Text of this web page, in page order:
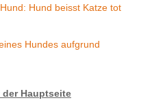
Hund beisst Katze tot
Hundes aufgrund
Hauptseite